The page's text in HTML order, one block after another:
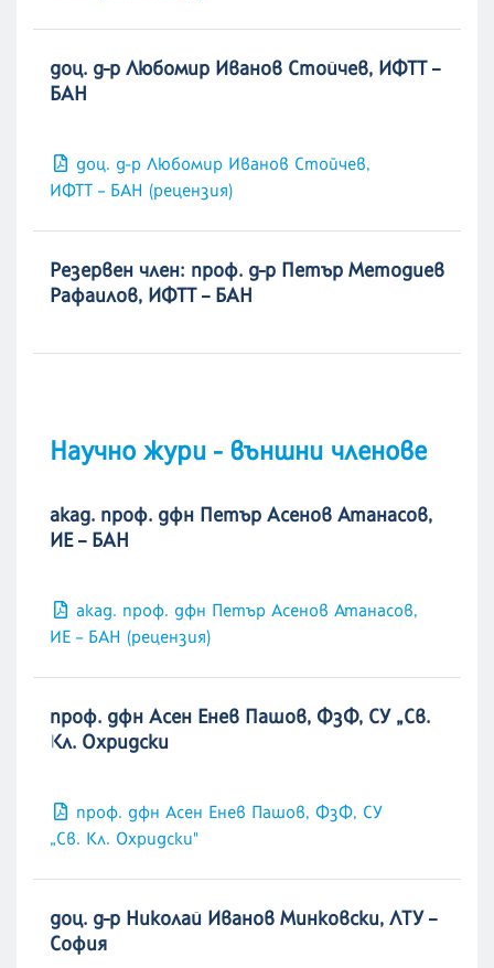
доц. д-р Любомир Иванов Стойчев, ИФТТ –
БАН
доц. д-р Любомир Иванов Стойчев,
ИФТТ – БАН (рецензия)
Резервен член: проф. д-р Петър Методиев
Рафаилов, ИФТТ – БАН
Научно жури - външни членове
акад. проф. дфн Петър Асенов Атанасов,
ИЕ – БАН
акад. проф. дфн Петър Асенов Атанасов,
ИЕ – БАН (рецензия)
проф. дфн Асен Енев Пашов, ФзФ, СУ „Св.
Кл. Охридски
проф. дфн Асен Енев Пашов, ФзФ, СУ
„Св. Кл. Охридски"
доц. д-р Николай Иванов Минковски, ЛТУ –
София